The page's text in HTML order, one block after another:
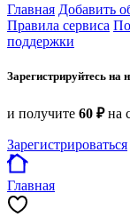
Главная Добавить
Правила сервиса
поддержки
Зарегистрируйтесь на
и получите 60 ₽на
Зарегистрироваться
Главная